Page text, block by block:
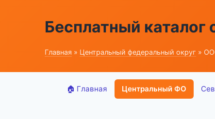
Бесплатный каталог
Главная » Центральный федеральный округ »
🏠 Главная Центральный ФО